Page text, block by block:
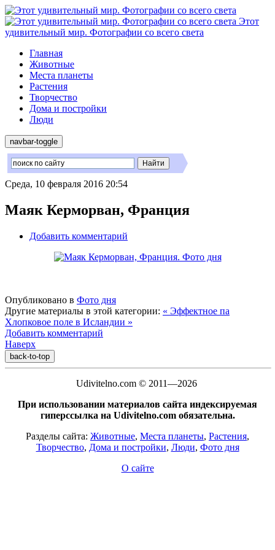
Этот
удивительный мир. Фотографии со всего света
Главная
Животные
Места планеты
Растения
Творчество
Дома и постройки
Люди
navbar-toggle
Среда, 10 февраля 2016 20:54
Маяк Керморван, Франция
Добавить комментарий
Опубликовано в Фото дня
Другие материалы в этой категории: « Эффектное па
Хлопковое поле в Исландии »
Добавить комментарий
Наверх
back-to-top
Udivitelno.com © 2011—2026
При использовании материалов сайта индексируемая
гиперссылка на Udivitelno.com обязательна.
Разделы сайта: Животные, Места планеты, Растения,
Творчество, Дома и постройки, Люди, Фото дня
О сайте